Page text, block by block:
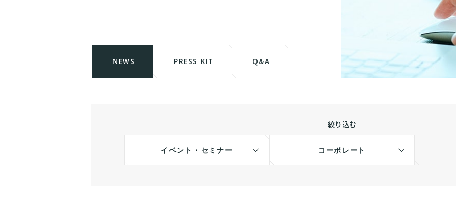
NEWS PRESS KIT Q&A
絞り込む
イベント・セミナー コーポレート